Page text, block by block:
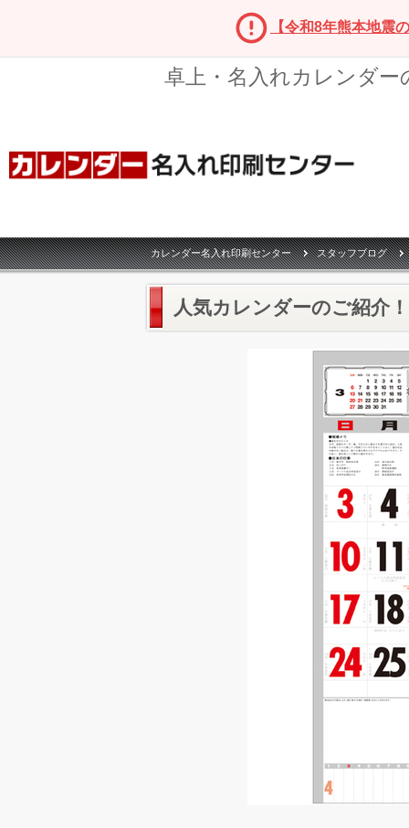
【令和8年熊本地震
卓上・名入れカレンダ
カレンダー名入れ印刷センター スタッフブログ
人気カレンダーのご紹介！